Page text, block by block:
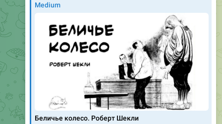
Medium
Беличье колесо. Роберт Шекли